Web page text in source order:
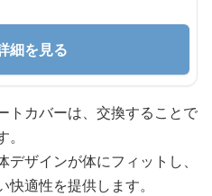
細を見る
トカバーは、交換することで
ザインが体にフィットし、
適性を提供します。